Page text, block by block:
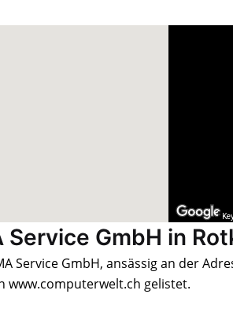
Service GmbH in
Service GmbH, ansässig an der
www.computerwelt.ch gelistet.